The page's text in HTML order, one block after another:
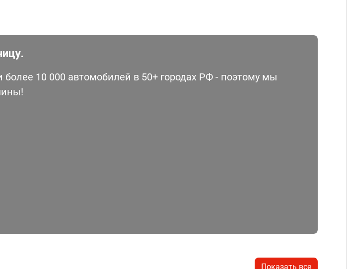
10 000 автомобилей в 50+ городах РФ - поэтому мы
Показать все